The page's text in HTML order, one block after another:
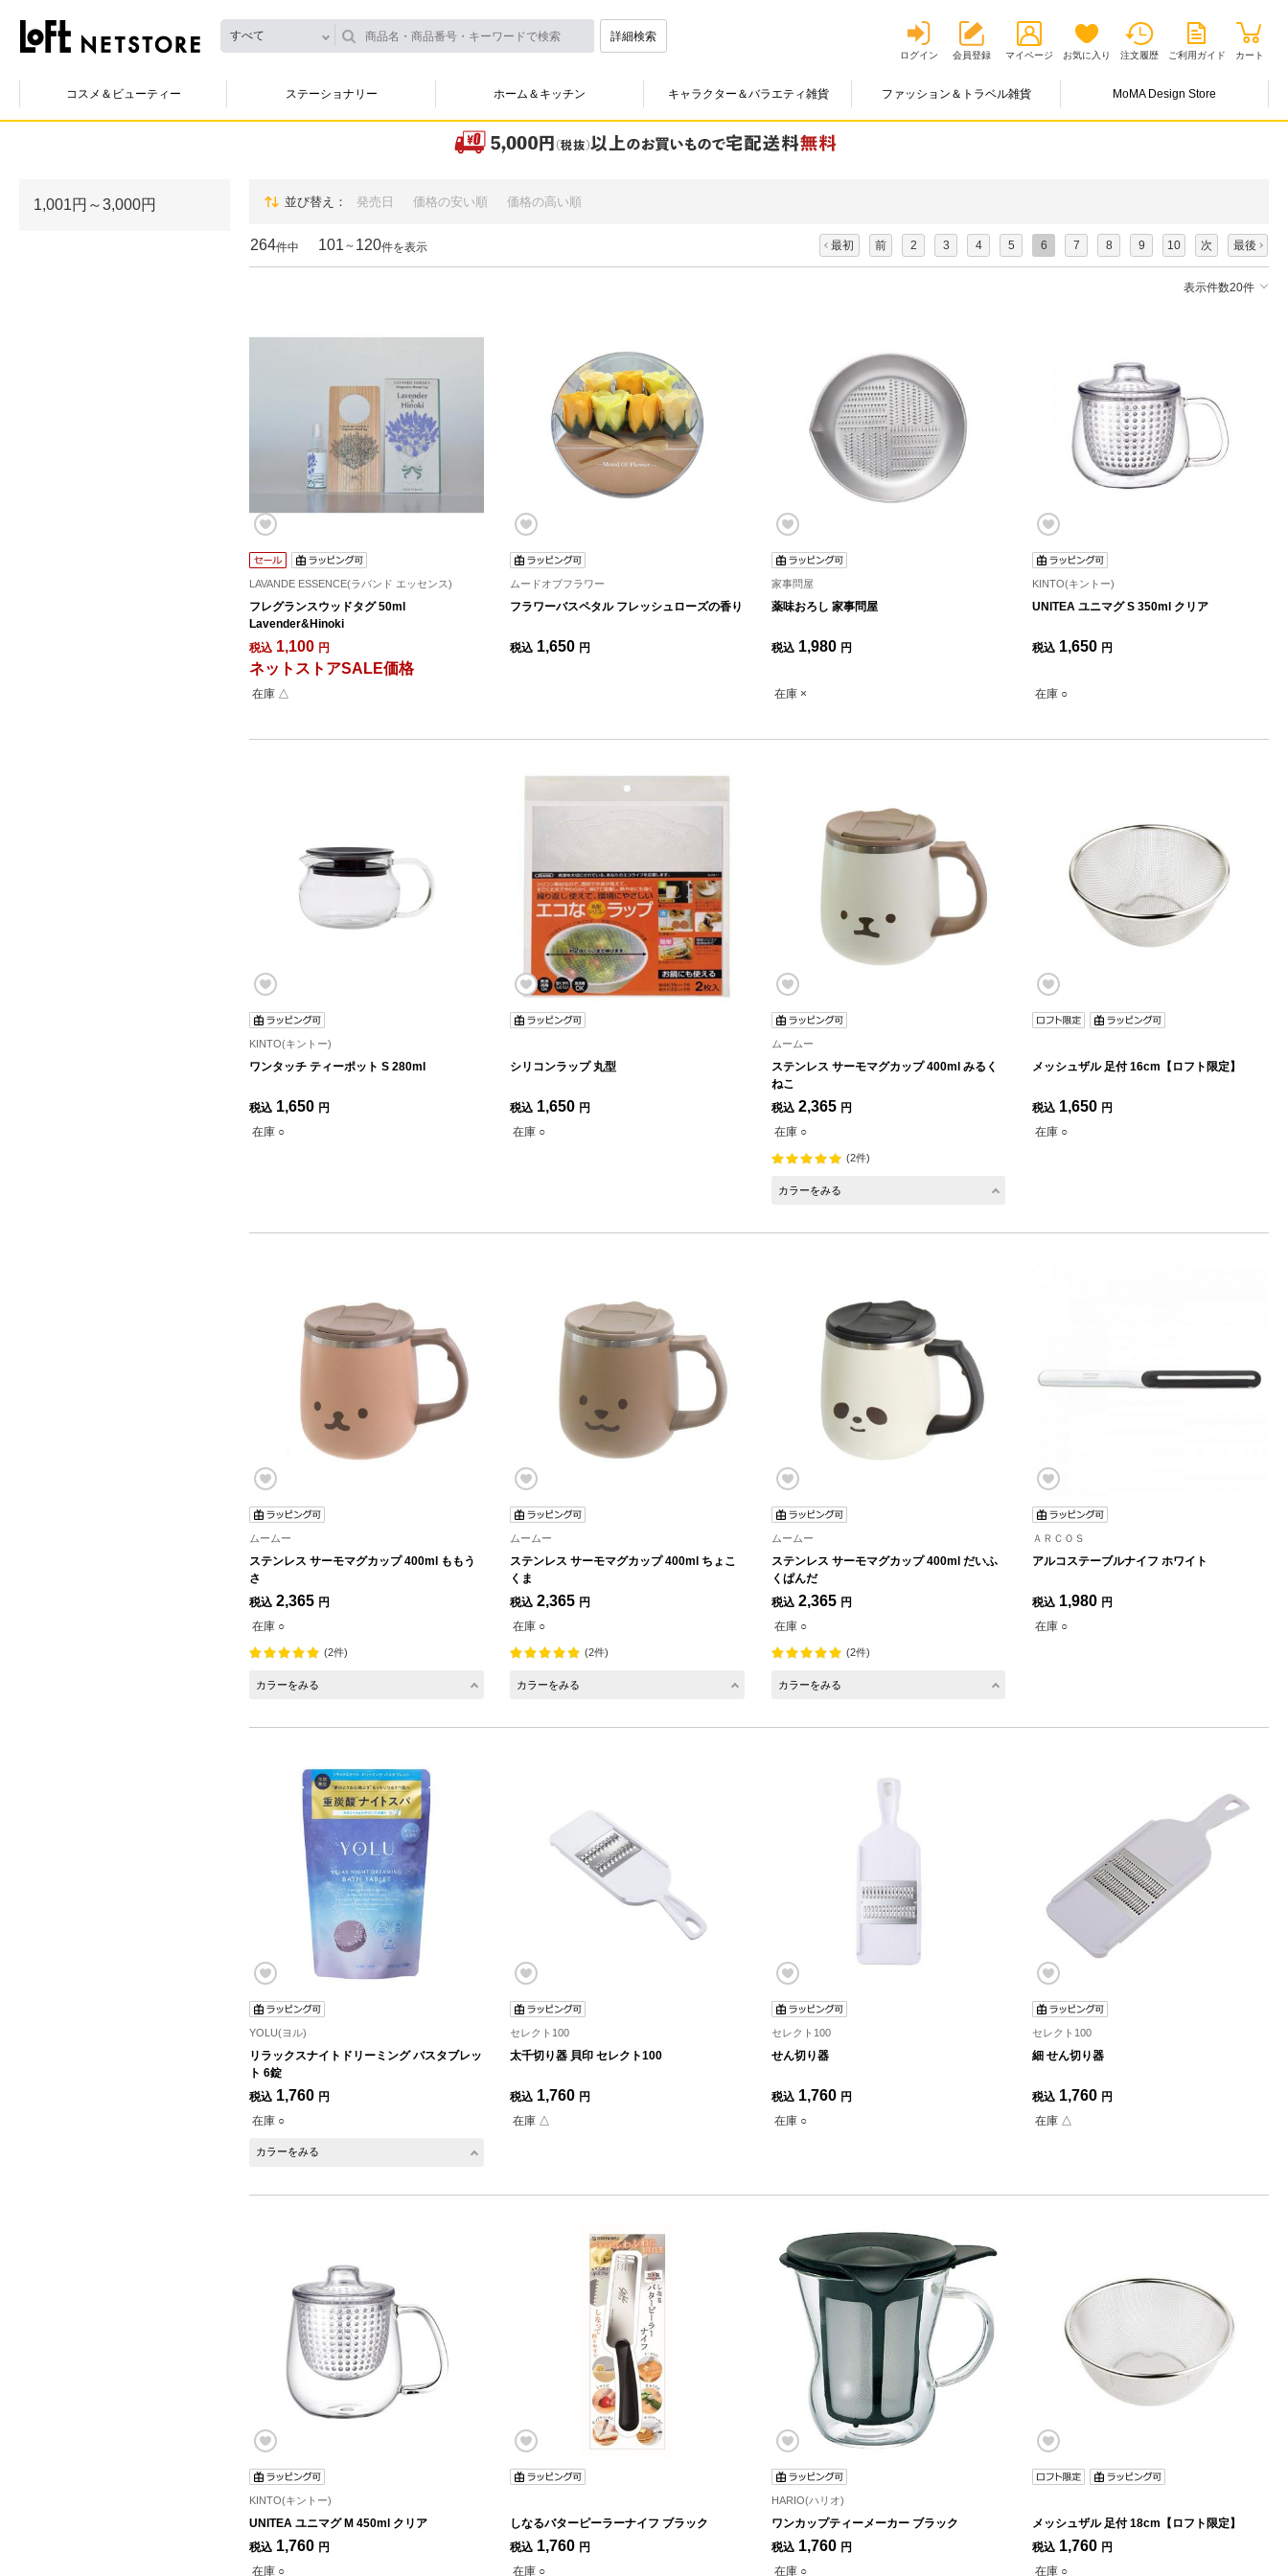
すべて 詳細検索
ログイン 会員登録 マイページ お気に入り 注文履歴 ご利用ガイド カート
コスメ＆ビューティー ステーショナリー ホーム＆キッチン キャラクター＆バラエティ雑貨 ファッション＆トラベル雑貨 MoMA Design Store
1,001円～3,000円 並び替え 発売日 価格の安い順 価格の高い順
264件中 101 ～ 120件を表示 最初 前 2 3 4 5 6 7 8 9 10 次 最後
表示件数20件
LAVANDE ESSENCE(ラバンド エッセンス)
フレグランスウッドタグ 50ml
Lavender&Hinoki
税込 1,100 円
ネットストアSALE価格
在庫 △
ムードオブフラワー
フラワーバスペタル フレッシュローズの香り
税込 1,650 円
家事問屋
薬味おろし 家事問屋
税込 1,980 円
在庫 ×
KINTO(キントー)
UNITEA ユニマグ S 350ml クリア
税込 1,650 円
在庫 ○
KINTO(キントー)
ワンタッチ ティーポット S 280ml
税込 1,650 円
在庫 ○
シリコンラップ 丸型
税込 1,650 円
在庫 ○
ムームー
ステンレス サーモマグカップ 400ml みるく
ねこ
税込 2,365 円
在庫 ○
(2件)
カラーをみる
メッシュザル 足付 16cm【ロフト限定】
税込 1,650 円
在庫 ○
ムームー
ステンレス サーモマグカップ 400ml ももう
さ
税込 2,365 円
在庫 ○
(2件)
カラーをみる
ムームー
ステンレス サーモマグカップ 400ml ちょこ
くま
税込 2,365 円
在庫 ○
(2件)
カラーをみる
ムームー
ステンレス サーモマグカップ 400ml だいふ
くぱんだ
税込 2,365 円
在庫 ○
(2件)
カラーをみる
ＡＲＣＯＳ
アルコステーブルナイフ ホワイト
税込 1,980 円
在庫 ○
YOLU(ヨル)
リラックスナイトドリーミング バスタブレッ
ト 6錠
税込 1,760 円
在庫 ○
カラーをみる
セレクト100
太千切り器 貝印 セレクト100
税込 1,760 円
在庫 △
セレクト100
せん切り器
税込 1,760 円
在庫 ○
セレクト100
細 せん切り器
税込 1,760 円
在庫 △
KINTO(キントー)
UNITEA ユニマグ M 450ml クリア
税込 1,760 円
在庫 ○
しなるバターピーラーナイフ ブラック
税込 1,760 円
在庫 ○
HARIO(ハリオ)
ワンカップティーメーカー ブラック
税込 1,760 円
在庫 ○
メッシュザル 足付 18cm【ロフト限定】
税込 1,760 円
在庫 ○